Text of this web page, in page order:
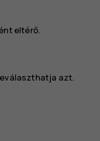
eltérő.
azt.